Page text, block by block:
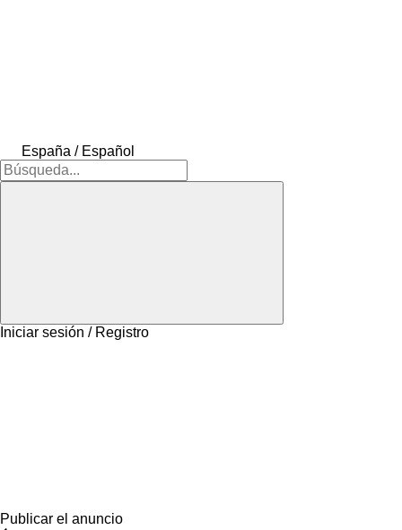
España / Español
Iniciar sesión / Registro
Publicar el anuncio